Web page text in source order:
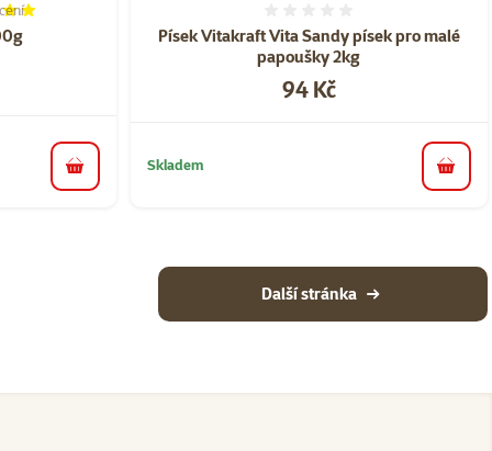
100%, počet hodnocení: 1
do košíku
Písek Vitakraft Vita Sandy písek pro malé
papoušky 2kg
Cena
94 Kč
Skladem
do
Další stránka